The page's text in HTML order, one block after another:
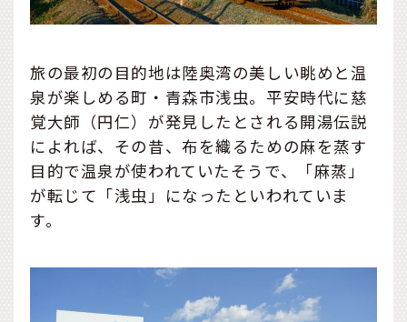
旅の最初の目的地は陸奥湾の美しい眺めと温
泉が楽しめる町・青森市浅虫。平安時代に慈
覚大師（円仁）が発見したとされる開湯伝説
によれば、その昔、布を織るための麻を蒸す
目的で温泉が使われていたそうで、「麻蒸」
が転じて「浅虫」になったといわれていま
す。